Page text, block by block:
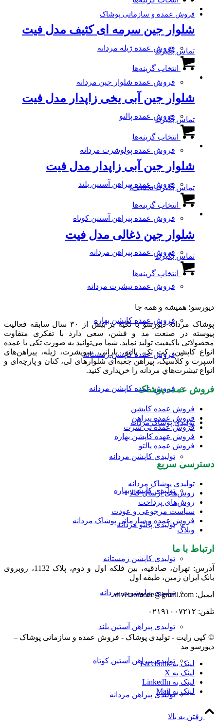
فروش عمده و سازمانی پوشاک
فروش عمده ژیله مردانه
فروش عمده شلوار جین مردانه
فروش عمده پالتو
فروش عمده پولوشرت مردانه
فروش عمده پیراهن آستین بلند
فروش عمده پیراهن آستین کوتاه
فروش عمده پیراهن مردانه
فروش عمده تیشرت مردانه
فروش عمده کاپشن بهاره
فروش عمده کاپشن زمستانه
فروش عمده کاپشن مردانه
تولیدی پوشاک مردانه
تولیدی کاپشن مردانه
تولیدی کاپشن بهاره
تولیدی پالتو مردانه
تولیدی کاپشن زمستانه
تولیدی پولوشرت مردانه
تولیدی پیراهن آستین بلند
تولیدی پیراهن آستین کوتاه
تولیدی پیراهن مردانه
ممکن
است
صفحه
محصول
انتخاب
دارای
انواع
مختلفی
می
باشد.
ممکن
است
صفحه
محصول
انتخاب
شلوار جین سرمه ای کثیف مدل فیت
تماس بگیرید
انتخاب گزینه‌ها
دارای
انواع
مختلفی
می
باشد.
ممکن
است
صفحه
محصول
انتخاب
شلوار جین آبی یخی زاپدار مدل فیت
تماس بگیرید
انتخاب گزینه‌ها
دارای
انواع
مختلفی
می
باشد.
گزینه
ممکن
است
در
صفحه
محصول
انتخاب
شلوار جین آبی زاپدار مدل فیت
تماس بگیرید تخفیف!
انتخاب گزینه‌ها
دارای
انواع
مختلفی
می
باشد.
ممکن
است
محصول
انتخاب
شوند
شلوار جین ذغالی مدل فیت
تماس بگیرید
انتخاب گزینه‌ها
دارای
انواع
باشد.
گزینه
ها
ممکن
است
در
صفحه
محصول
انتخاب
دیورسو؛ همیشه و همه جا
پوشاک مردانه دیورسو با تکیه بر بیش از ۳۰ سال سابقه فعالیت
پیوسته در صنعت مد و فشن، سعی دارد با تفکری متفاوت
محصولاتی باکیفیت تولید نماید. شما می‌توانید به صورت تکی یا عمده
انواع کاپشن، کت تک، پالتو، بارانی، سویشرت، ژیله، پیراهن‌های
اسپرت و کلاسیک، پیراهن جعبه‌ای شلوارهای لی، کتان و پارچه‌ای و
انواع تیشرت‌هاي مردانه را خریداری کنید.
فروش عمده پوشاک
فروش عمده کاپشن
فروش عمده پیراهن
فروش عمده تی شرت
فروش عهده کاپشن بهاره
فروش عمده پالتو
دسترسی سریع
تولیدی پوشاک مردانه
روش‌های ارسال کالا
روش‌های پرداخت
سیاست مرجوعی و عودت
فروش عمده و سازمانی پوشاک مردانه
وبلاگ
ارتباط با ما
آدرس: تهران، صادقیه، بین فلکه اول و دوم، پلاک 1132، روبروی
بانک ایران زمین، طبقه اول
ایمیل: diversomode@gmail.com
تلفن: ۰۲۱۹۱۰۰۷۲۱۲
© کپی رایت - تولیدی پوشاک - فروش عمده و سازمانی پوشاک –
دیورسو مد
لینک به Facebook
لینک به X
لینک به LinkedIn
لینک به Mail
رفتن به بالا